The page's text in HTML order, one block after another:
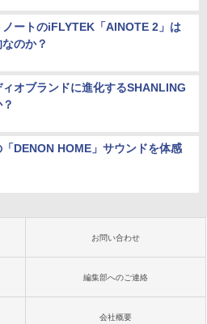
ートのiFLYTEK「AINOTE 2」は
のか？
オブランドに進化するSHANLING
DENON HOME」サウンドを体感
お問い合わせ
編集部へのご連絡
会社概要